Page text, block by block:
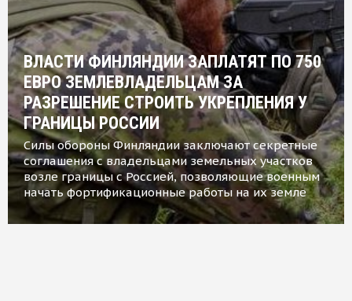
ВЛАСТИ ФИНЛЯНДИИ ЗАПЛАТЯТ ПО 750
ЕВРО ЗЕМЛЕВЛАДЕЛЬЦАМ ЗА
РАЗРЕШЕНИЕ СТРОИТЬ УКРЕПЛЕНИЯ У
ГРАНИЦЫ РОССИИ
Силы обороны Финляндии заключают секретные
соглашения с владельцами земельных участков
возле границы с Россией, позволяющие военным
начать фортификационные работы на их земле